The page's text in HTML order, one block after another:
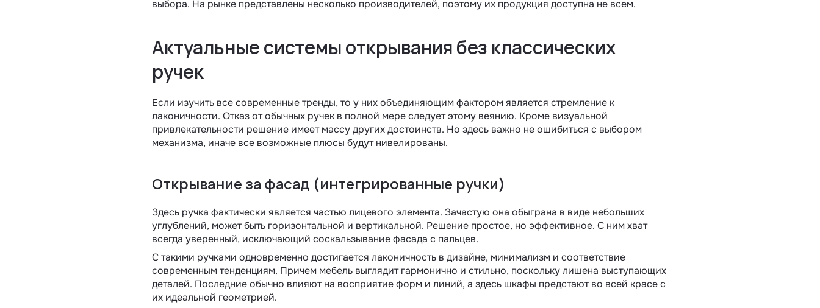
выбора. На рынке представлены несколько производителей, поэтому их продукция доступна не всем.
Актуальные системы открывания без классических
ручек
Если изучить все современные тренды, то у них объединяющим фактором является стремление к
лаконичности. Отказ от обычных ручек в полной мере следует этому веянию. Кроме визуальной
привлекательности решение имеет массу других достоинств. Но здесь важно не ошибиться с выбором
механизма, иначе все возможные плюсы будут нивелированы.
Открывание за фасад (интегрированные ручки)
Здесь ручка фактически является частью лицевого элемента. Зачастую она обыграна в виде небольших
углублений, может быть горизонтальной и вертикальной. Решение простое, но эффективное. С ним хват
всегда уверенный, исключающий соскальзывание фасада с пальцев.
С такими ручками одновременно достигается лаконичность в дизайне, минимализм и соответствие
современным тенденциям. Причем мебель выглядит гармонично и стильно, поскольку лишена выступающих
деталей. Последние обычно влияют на восприятие форм и линий, а здесь шкафы предстают во всей красе с
их идеальной геометрией.